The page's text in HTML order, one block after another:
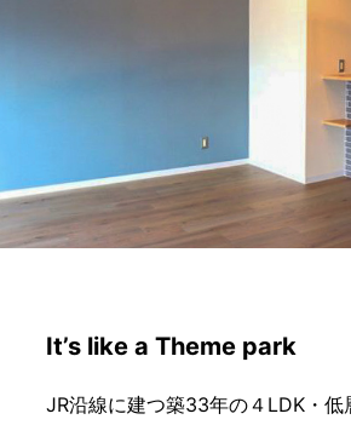
It’s like a Theme park
JR沿線に建つ築33年の４LDK・低